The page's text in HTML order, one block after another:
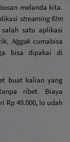
melanda kita.
streaming film
satu aplikasi
Nggak cumabisa
buat kalian yang
ribet. Biaya
Rp 49.000, lo udah